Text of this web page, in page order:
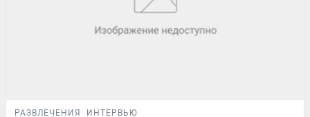
РАЗВЛЕЧЕНИЯ ИНТЕРВЬЮ